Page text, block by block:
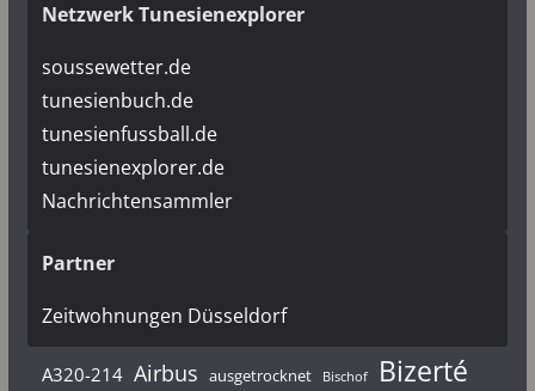
Netzwerk Tunesienexplorer
soussewetter.de
tunesienbuch.de
tunesienfussball.de
tunesienexplorer.de
Nachrichtensammler
Partner
Zeitwohnungen Düsseldorf
A320-214 Airbus ausgetrocknet Bischof Bizerté